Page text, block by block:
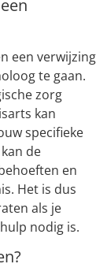
een verwijzing
te gaan.
zorg
kan
specifieke
de
en
Het is dus
als je
nodig is.